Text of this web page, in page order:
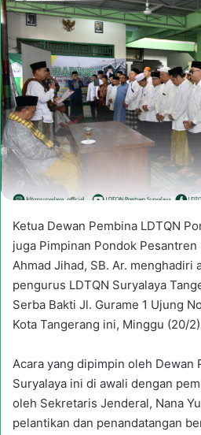
Ketua Dewan Pembina LDTQN
juga Pimpinan Pondok Pesantren
Ahmad Jihad, SB. Ar. menghadiri
pengurus LDTQN Suryalaya
Serba Bakti Jl. Gurame 1 Ujung
Kota Tangerang ini, Minggu (20/
Acara yang dipimpin oleh Dewan
Suryalaya ini di awali dengan
oleh Sekretaris Jenderal, Nana
pelantikan dan penandatangan